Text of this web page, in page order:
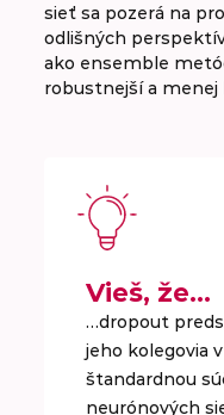
sieť sa pozerá na
odlišných
ako ensemble
robustnejší a menej
Vieš, že…
…dropout
jeho kolegovia
štandardnou
neurónových